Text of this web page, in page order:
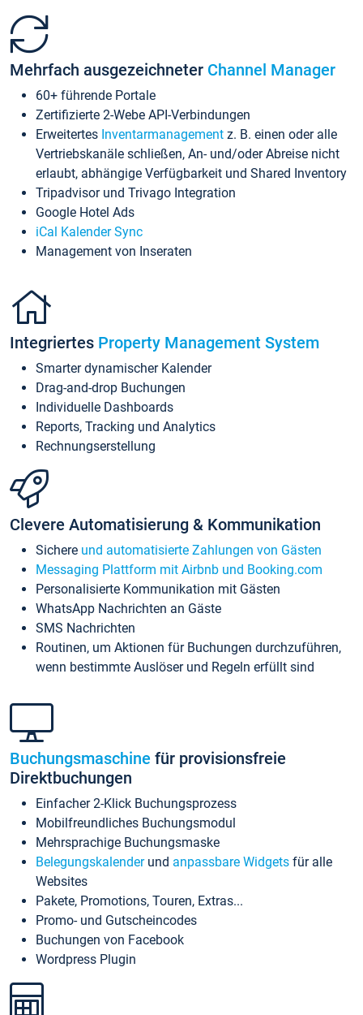
Mehrfach ausgezeichneter Channel Manager
60+ führende Portale
Zertifizierte 2-Webe API-Verbindungen
Erweitertes Inventarmanagement z. B. einen oder alle
Vertriebskanäle schließen, An- und/oder Abreise nicht
erlaubt, abhängige Verfügbarkeit und Shared Inventory
Tripadvisor und Trivago Integration
Google Hotel Ads
iCal Kalender Sync
Management von Inseraten
Integriertes Property Management System
Smarter dynamischer Kalender
Drag-and-drop Buchungen
Individuelle Dashboards
Reports, Tracking und Analytics
Rechnungserstellung
Clevere Automatisierung & Kommunikation
Sichere und automatisierte Zahlungen von Gästen
Messaging Plattform mit Airbnb und Booking.com
Personalisierte Kommunikation mit Gästen
WhatsApp Nachrichten an Gäste
SMS Nachrichten
Routinen, um Aktionen für Buchungen durchzuführen,
wenn bestimmte Auslöser und Regeln erfüllt sind
Buchungsmaschine für provisionsfreie
Direktbuchungen
Einfacher 2-Klick Buchungsprozess
Mobilfreundliches Buchungsmodul
Mehrsprachige Buchungsmaske
Belegungskalenderund anpassbare Widgets für alle
Websites
Pakete, Promotions, Touren, Extras...
Promo- und Gutscheincodes
Buchungen von Facebook
Wordpress Plugin